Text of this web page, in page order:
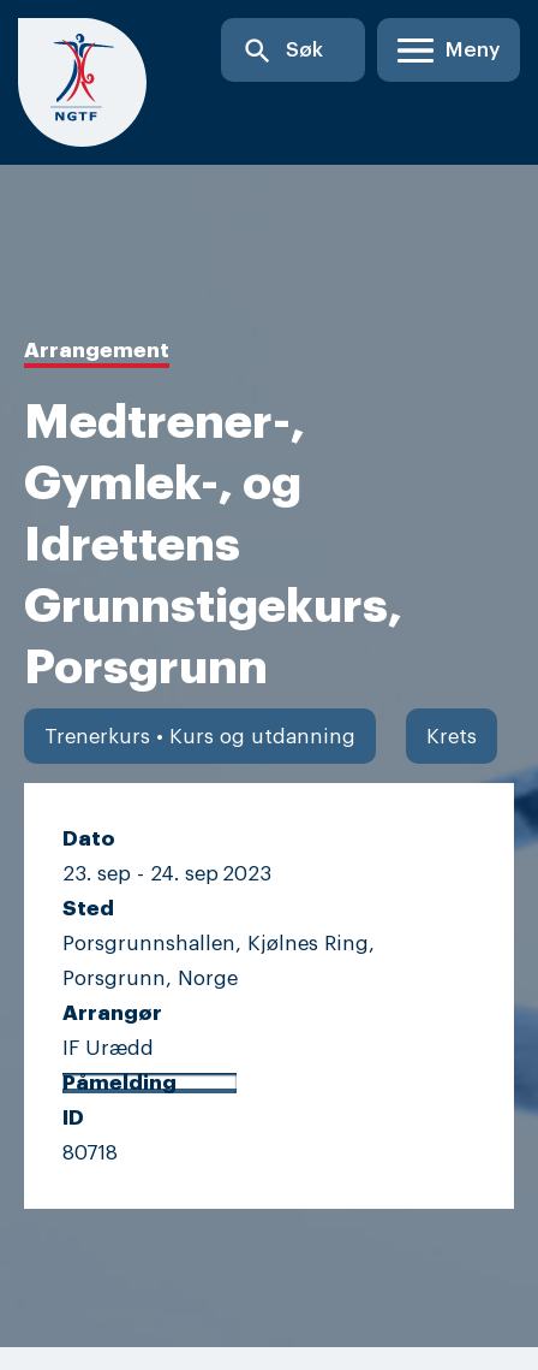
Skip
content
search Søk Meny
Arrangement
Medtrener-,
Gymlek-, og
Idrettens
Grunnstigekurs,
Porsgrunn
Trenerkurs • Kurs og utdanning Krets
Dato
23. sep - 24. sep 2023
Sted
Porsgrunnshallen, Kjølnes Ring,
Porsgrunn, Norge
Arrangør
IF Urædd
Påmelding
ID
80718